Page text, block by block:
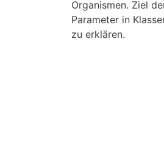
Organismen. Ziel
Parameter in
zu erklären.